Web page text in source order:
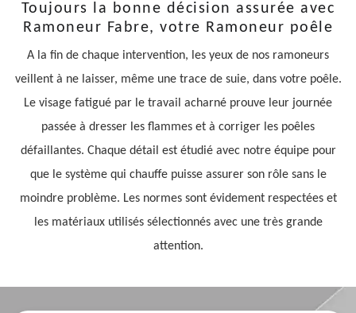
Toujours la bonne décision assurée avec
Ramoneur Fabre, votre Ramoneur poêle
A la fin de chaque intervention, les yeux de nos ramoneurs
veillent à ne laisser, même une trace de suie, dans votre poêle.
Le visage fatigué par le travail acharné prouve leur journée
passée à dresser les flammes et à corriger les poêles
défaillantes. Chaque détail est étudié avec notre équipe pour
que le système qui chauffe puisse assurer son rôle sans le
moindre problème. Les normes sont évidement respectées et
les matériaux utilisés sélectionnés avec une très grande
attention.